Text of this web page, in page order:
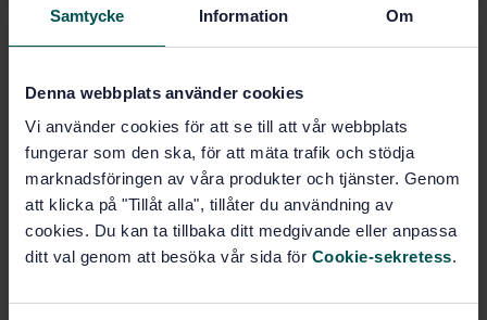
Samtycke Information Om
Denna webbplats använder cookies
Vi använder cookies för att se till att vår webbplats
fungerar som den ska, för att mäta trafik och stödja
marknadsföringen av våra produkter och tjänster. Genom
att klicka på "Tillåt alla", tillåter du användning av
cookies. Du kan ta tillbaka ditt medgivande eller anpassa
ditt val genom att besöka vår sida för Cookie-sekretess.
Prenumerera på standarden - Läs mer
PDF
Produktinformation
Språk: Engelska
svenskt deltagande, SIS/TK 998